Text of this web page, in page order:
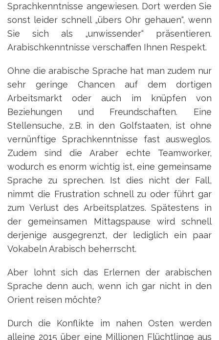
Sprachkenntnisse angewiesen. Dort werden Sie
sonst leider schnell „übers Ohr gehauen“, wenn
Sie sich als „unwissender“ präsentieren.
Arabischkenntnisse verschaffen Ihnen Respekt.
Ohne die arabische Sprache hat man zudem nur
sehr geringe Chancen auf dem dortigen
Arbeitsmarkt oder auch im knüpfen von
Beziehungen und Freundschaften. Eine
Stellensuche, z.B. in den Golfstaaten, ist ohne
vernünftige Sprachkenntnisse fast ausweglos.
Zudem sind die Araber echte Teamworker,
wodurch es enorm wichtig ist, eine gemeinsame
Sprache zu sprechen. Ist dies nicht der Fall,
nimmt die Frustration schnell zu oder führt gar
zum Verlust des Arbeitsplatzes. Spätestens in
der gemeinsamen Mittagspause wird schnell
derjenige ausgegrenzt, der lediglich ein paar
Vokabeln Arabisch beherrscht.
Aber lohnt sich das Erlernen der arabischen
Sprache denn auch, wenn ich gar nicht in den
Orient reisen möchte?
Durch die Konflikte im nahen Osten werden
alleine 2015 über eine Millionen Flüchtlinge aus